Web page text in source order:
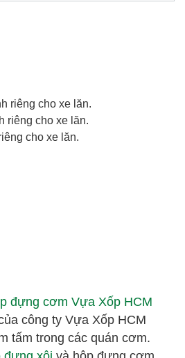
riêng cho xe lăn.
riêng cho xe lăn.
cho xe lăn.
đựng cơm Vựa Xốp HCM
công ty Vựa Xốp HCM
tấm trong các quán cơm.